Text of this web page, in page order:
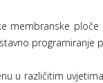
membranske
u različitim